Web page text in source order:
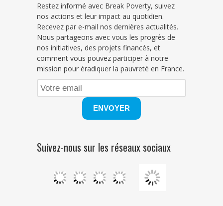
Restez informé avec Break Poverty, suivez
nos actions et leur impact au quotidien.
Recevez par e-mail nos dernières actualités.
Nous partageons avec vous les progrès de
nos initiatives, des projets financés, et
comment vous pouvez participer à notre
mission pour éradiquer la pauvreté en France.
Suivez-nous sur les réseaux sociaux